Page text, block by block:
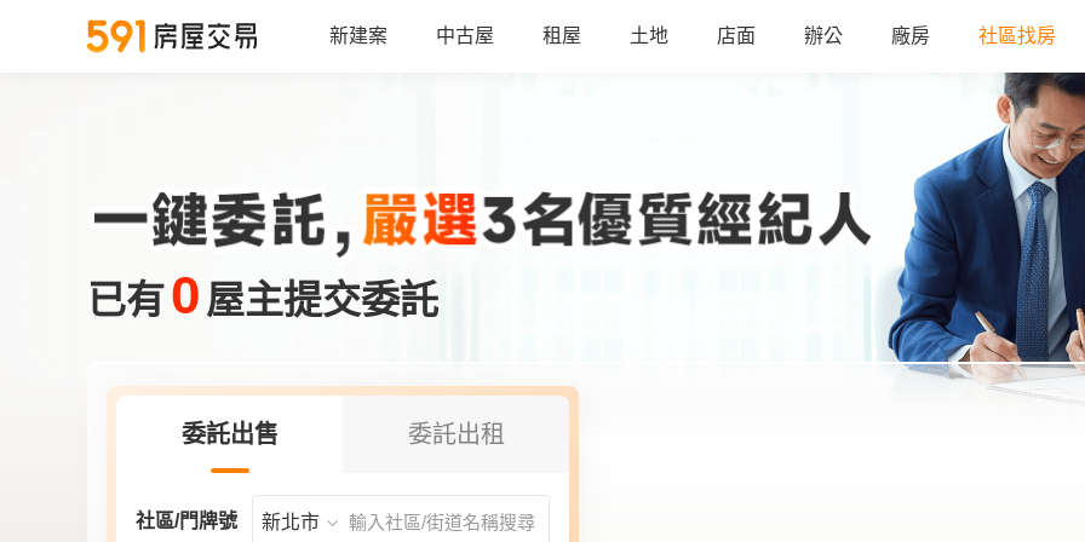
新建案 中古屋 租屋 土地 店面 辦公 廠房 社區找房
已有0 屋主提交委託
委託出售 委託出租
社區/門牌號 新北市